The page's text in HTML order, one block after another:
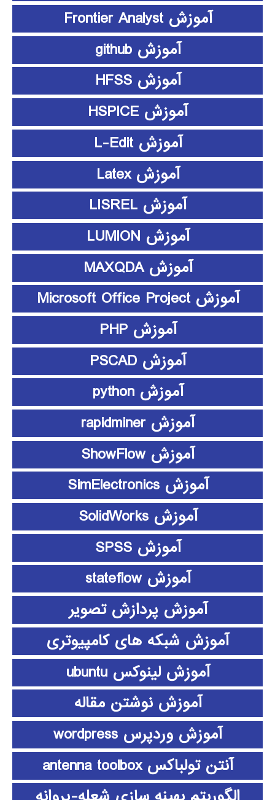
آموزش Frontier Analyst
آموزش github
آموزش HFSS
آموزش HSPICE
آموزش L-Edit
آموزش Latex
آموزش LISREL
آموزش LUMION
آموزش MAXQDA
آموزش Microsoft Office Project
آموزش PHP
آموزش PSCAD
آموزش python
آموزش rapidminer
آموزش ShowFlow
آموزش SimElectronics
آموزش SolidWorks
آموزش SPSS
آموزش stateflow
آموزش پردازش تصویر
آموزش شبکه های کامپیوتری
آموزش لینوکس ubuntu
آموزش نوشتن مقاله
آموزش وردپرس wordpress
آنتن تولباکس antenna toolbox